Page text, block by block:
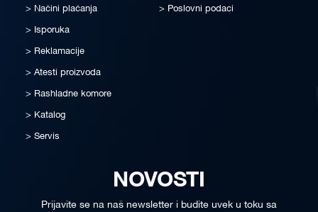
Načini plaćanja
Isporuka
Reklamacije
Atesti proizvoda
Rashladne komore
Katalog
Servis
Poslovni podaci
NOVOSTI
Prijavite se na naš newsletter i budite uvek u toku sa